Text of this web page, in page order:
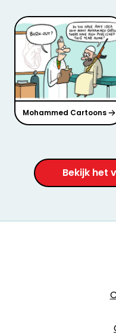
Mohammed Cartoons
Bekijk het